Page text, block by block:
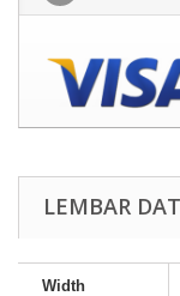
LEMBAR
Width